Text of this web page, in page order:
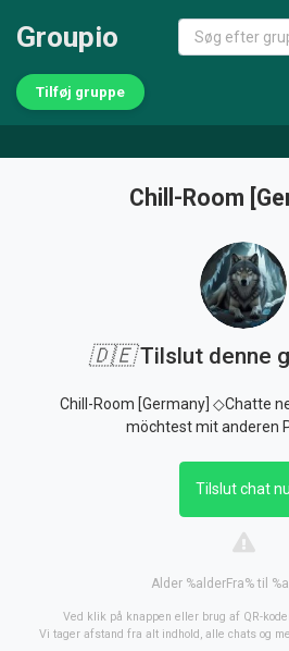
Groupio
Tilføj gruppe
Chill-Room
🇩🇪Tilslut denne
Chill-Room [Germany] ◇Chatte
möchtest mit anderen
Tilslut chat nu
Alder %alderFra% til
Ved klik på knappen eller brug af QR-
Vi tager afstand fra alt indhold, alle chats og